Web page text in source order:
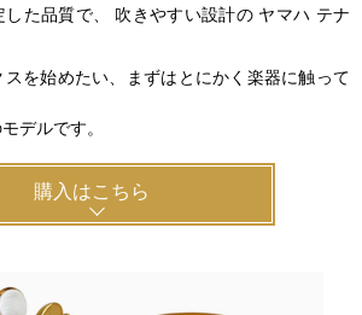
した品質で、 吹きやすい設計の ヤマハ テナ
を始めたい、まずはとにかく楽器に触って
デルです。
購入はこちら